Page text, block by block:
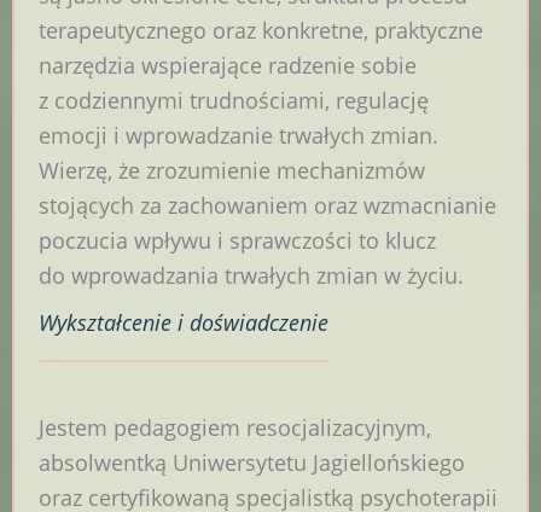
terapeutycznego oraz konkretne, praktyczne
narzędzia wspierające radzenie sobie
z codziennymi trudnościami, regulację
emocji i wprowadzanie trwałych zmian.
Wierzę, że zrozumienie mechanizmów
stojących za zachowaniem oraz wzmacnianie
poczucia wpływu i sprawczości to klucz
do wprowadzania trwałych zmian w życiu.
Wykształcenie i doświadczenie
Jestem pedagogiem resocjalizacyjnym,
absolwentką Uniwersytetu Jagiellońskiego
oraz certyfikowaną specjalistką psychoterapii